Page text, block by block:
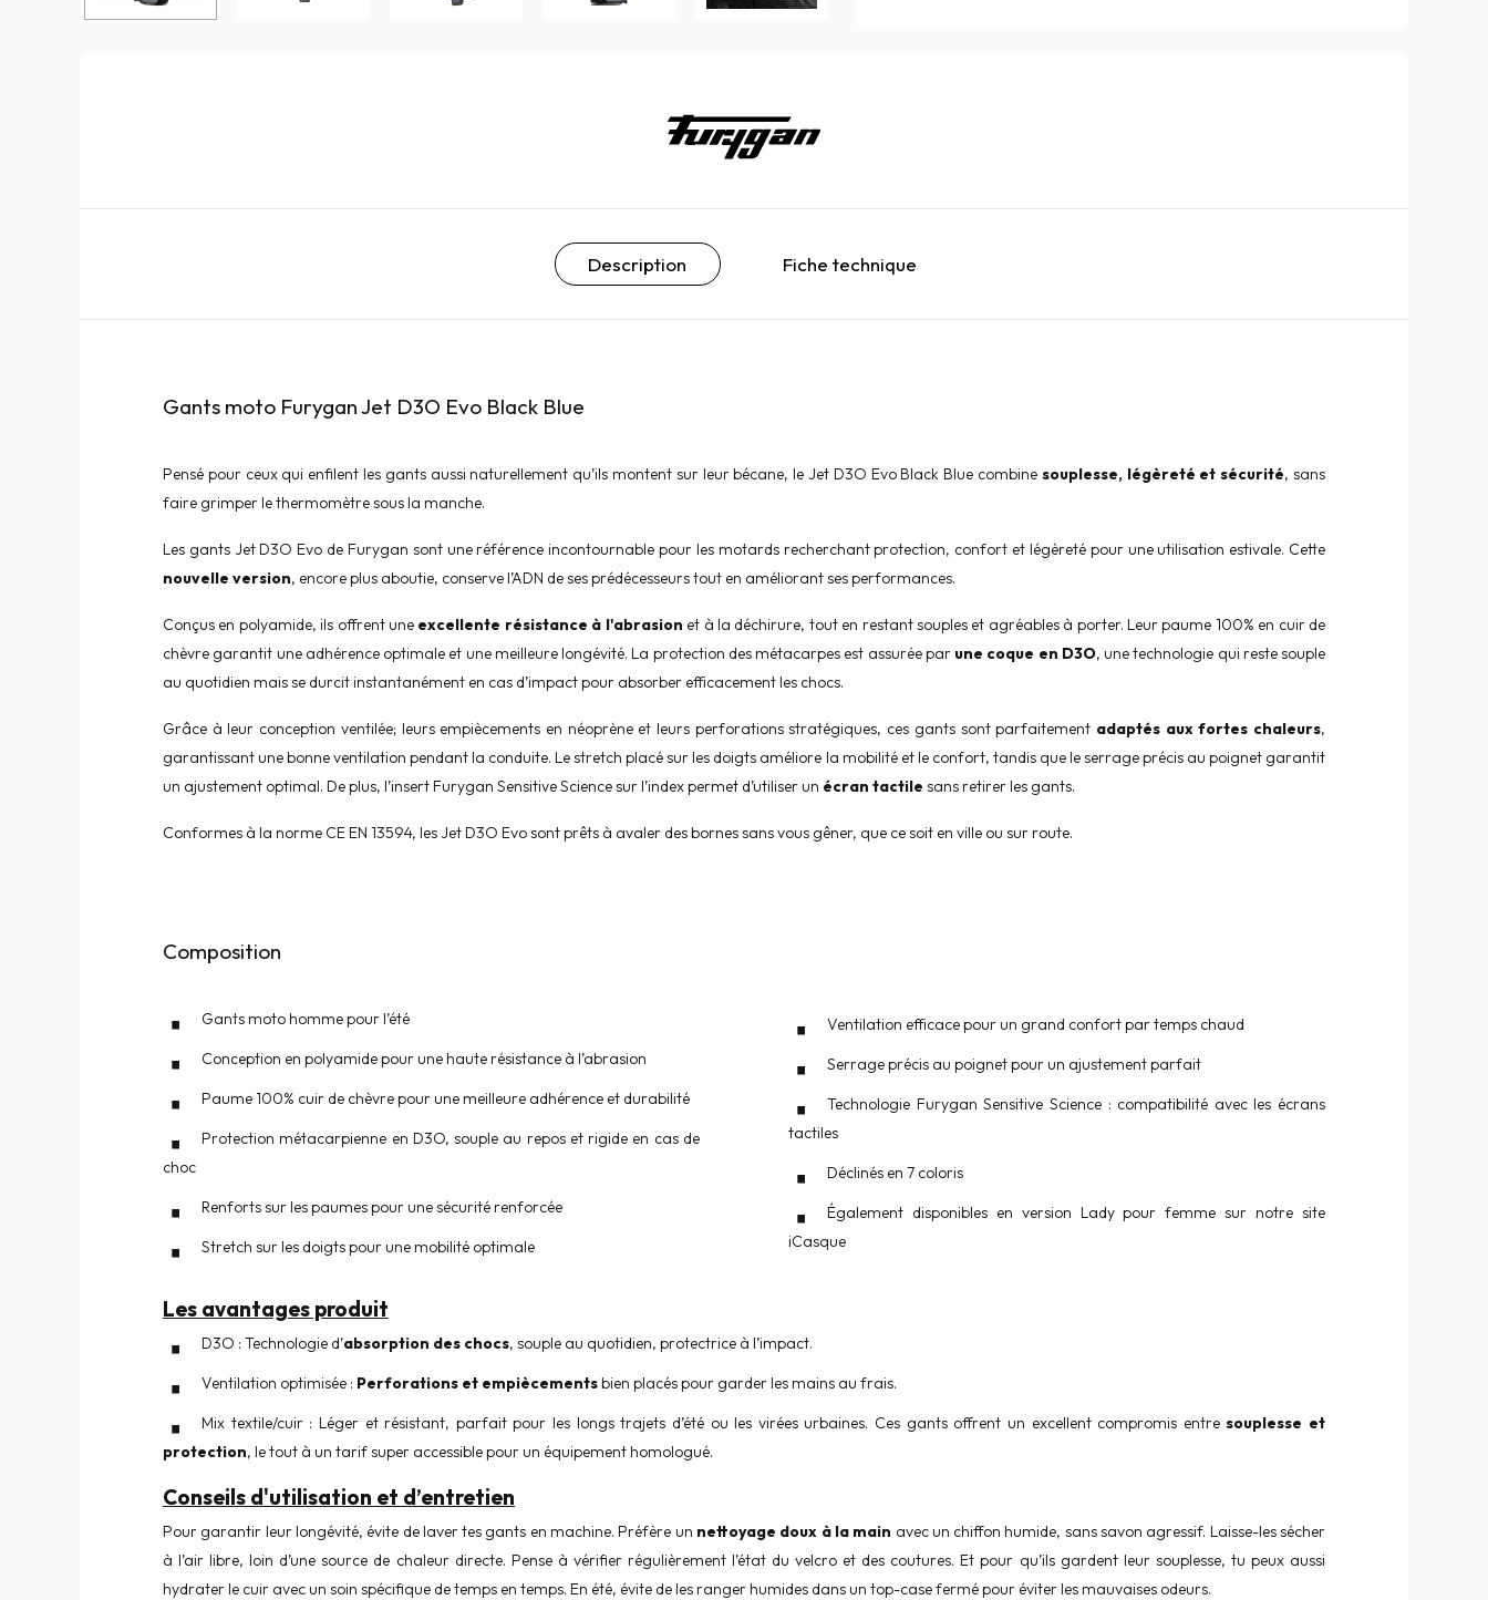
Description Fiche technique
Gants moto Furygan Jet D3O Evo Black Blue
Pensé pour ceux qui enfilent les gants aussi naturellement qu’ils montent sur leur bécane, le Jet D3O Evo Black Blue combine souplesse, légèreté et sécurité, sans
faire grimper le thermomètre sous la manche.
Les gants Jet D3O Evo de Furygan sont une référence incontournable pour les motards recherchant protection, confort et légèreté pour une utilisation estivale. Cette
nouvelle version, encore plus aboutie, conserve l’ADN de ses prédécesseurs tout en améliorant ses performances.
Conçus en polyamide, ils offrent une excellente résistance à l'abrasion et à la déchirure, tout en restant souples et agréables à porter. Leur paume 100% en cuir de
chèvre garantit une adhérence optimale et une meilleure longévité. La protection des métacarpes est assurée par une coque en D3O, une technologie qui reste souple
au quotidien mais se durcit instantanément en cas d’impact pour absorber efficacement les chocs.
Grâce à leur conception ventilée; leurs empiècements en néoprène et leurs perforations stratégiques, ces gants sont parfaitement adaptés aux fortes chaleurs,
garantissant une bonne ventilation pendant la conduite. Le stretch placé sur les doigts améliore la mobilité et le confort, tandis que le serrage précis au poignet garantit
un ajustement optimal. De plus, l’insert Furygan Sensitive Science sur l’index permet d’utiliser un écran tactile sans retirer les gants.
Conformes à la norme CE EN 13594, les Jet D3O Evo sont prêts à avaler des bornes sans vous gêner, que ce soit en ville ou sur route.
Composition
Gants moto homme pour l’été
Conception en polyamide pour une haute résistance à l’abrasion
Paume 100% cuir de chèvre pour une meilleure adhérence et durabilité
Protection métacarpienne en D3O, souple au repos et rigide en cas de
choc
Renforts sur les paumes pour une sécurité renforcée
Stretch sur les doigts pour une mobilité optimale
Ventilation efficace pour un grand confort par temps chaud
Serrage précis au poignet pour un ajustement parfait
Technologie Furygan Sensitive Science : compatibilité avec les écrans
tactiles
Déclinés en 7 coloris
Également disponibles en version Lady pour femme sur notre site
iCasque
Les avantages produit
D3O : Technologie d’absorption des chocs, souple au quotidien, protectrice à l’impact.
Ventilation optimisée : Perforations et empiècementsbien placés pour garder les mains au frais.
Mix textile/cuir : Léger et résistant, parfait pour les longs trajets d’été ou les virées urbaines. Ces gants offrent un excellent compromis entresouplesse et
protection, le tout à un tarif super accessible pour un équipement homologué.
Conseils d'utilisation et d’entretien
Pour garantir leur longévité, évite de laver tes gants en machine. Préfère un nettoyage doux à la main avec un chiffon humide, sans savon agressif. Laisse-les sécher
à l’air libre, loin d’une source de chaleur directe. Pense à vérifier régulièrement l’état du velcro et des coutures. Et pour qu’ils gardent leur souplesse, tu peux aussi
hydrater le cuir avec un soin spécifique de temps en temps. En été, évite de les ranger humides dans un top-case fermé pour éviter les mauvaises odeurs.